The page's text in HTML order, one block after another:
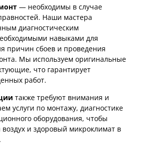
— необходимы в случае
Наши мастера
диагностическим
навыками для
причин сбоев и проведения
Мы используем оригинальные
что гарантирует
работ.
также требуют внимания и
услуги по монтажу, диагностике
оборудования, чтобы
и здоровый микроклимат в